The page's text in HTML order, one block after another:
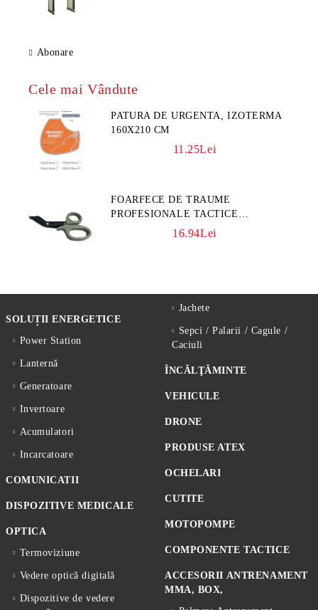
Abonare
Cele mai Vândute
PATURA DE URGENTA, IZOTERMA
160X210 CM
11.25Lei
FOARFECE DE TRAUME
PROFESIONALE TACTICE
CULOARE KAKI16.94Lei
SOLUȚII ENERGETICE
Power Station
Lanternă
Generatoare
Invertoare
Acumulatori
Incarcatoare
COMUNICATII
DISPOZITIVE MEDICALE
OPTICA
Termoviziune
Vedere optică digitală
Dispozitive de vedere
Jachete
Sepci / Palarii / Cagule /
Caciuli
ÎNCĂLŢĂMINTE
VEHICULE
DRONE
PRODUSE ATEX
OCHELARI
CUTITE
MOTOPOMPE
COMPONENTE TACTICE
ACCESORII ANTRENAMENT
MMA, BOX,